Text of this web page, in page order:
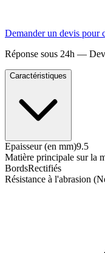
Demander un devis pour
Réponse sous 24h —
Caractéristiques
Epaisseur (en mm)9.5
Matière principale sur la
BordsRectifiés
Résistance à l'abrasion